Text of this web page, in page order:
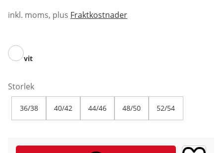
inkl. moms, plus Fraktkostnader
vit
Storlek
36/38 40/42 44/46 48/50 52/54